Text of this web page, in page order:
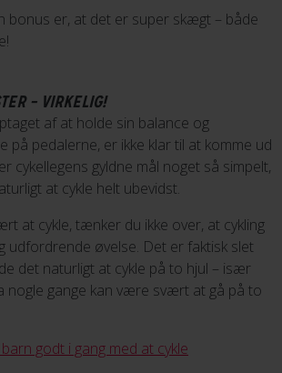
bonus er, at det er super skægt – både
– VIRKELIG!
af at holde sin balance og
på pedalerne, er ikke klar til at komme ud
cykellegens gyldne mål noget så simpelt,
at cykle helt ubevidst.
at cykle, tænker du ikke over, at cykling
udfordrende øvelse. Det er faktisk slet
det naturligt at cykle på to hjul – især
nogle gange kan være svært at gå på to
godt i gang med at cykle